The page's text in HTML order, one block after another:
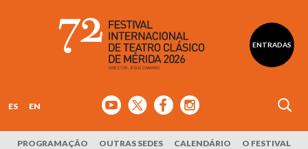
ENTRADAS
ES EN
PROGRAMAÇÃO OUTRAS SEDES CALENDÁRIO
O FESTIVAL